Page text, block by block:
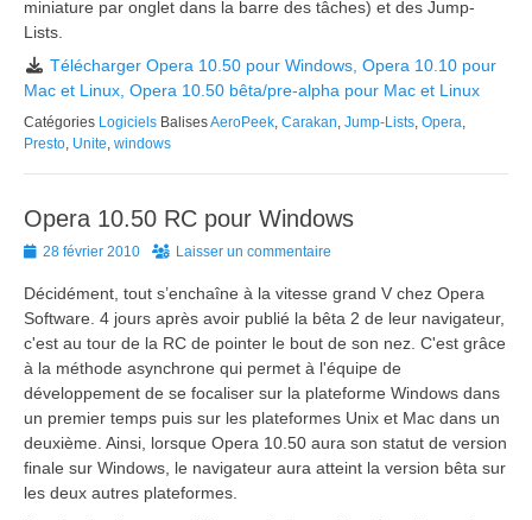
miniature par onglet dans la barre des tâches) et des Jump-
Lists.
Télécharger Opera 10.50 pour Windows, Opera 10.10 pour
Mac et Linux, Opera 10.50 bêta/pre-alpha pour Mac et Linux
Catégories Logiciels BalisesAeroPeek Carakan Jump-Lists Opera
Presto Unite windows
Opera 10.50 RC pour Windows
Posted
28 février 2010 Laisser un commentaire
Décidément, tout s’enchaîne à la vitesse grand V chez Opera
Software. 4 jours après avoir publié la bêta 2 de leur navigateur,
c'est au tour de la RC de pointer le bout de son nez. C'est grâce
à la méthode asynchrone qui permet à l'équipe de
développement de se focaliser sur la plateforme Windows dans
un premier temps puis sur les plateformes Unix et Mac dans un
deuxième. Ainsi, lorsque Opera 10.50 aura son statut de version
finale sur Windows, le navigateur aura atteint la version bêta sur
les deux autres plateformes.